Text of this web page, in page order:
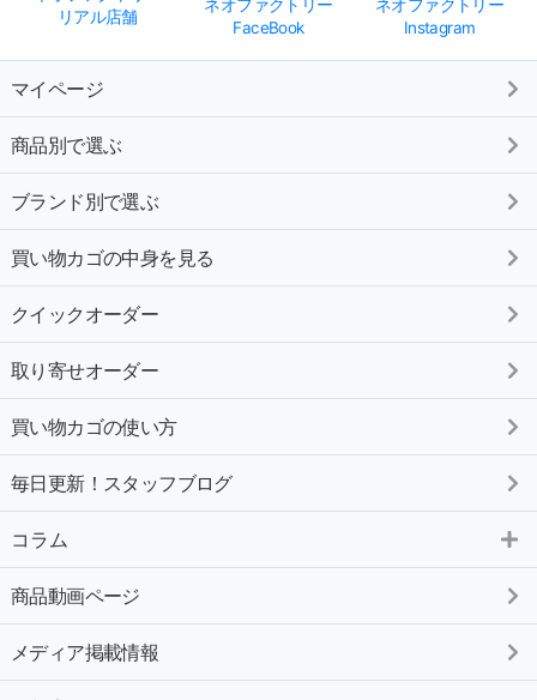
リアル店舗
ネオファクトリー
FaceBook
ネオファクトリー
Instagram
マイページ
商品別で選ぶ
ブランド別で選ぶ
買い物カゴの中身を見る
クイックオーダー
取り寄せオーダー
買い物カゴの使い方
毎日更新！スタッフブログ
コラム
商品動画ページ
メディア掲載情報